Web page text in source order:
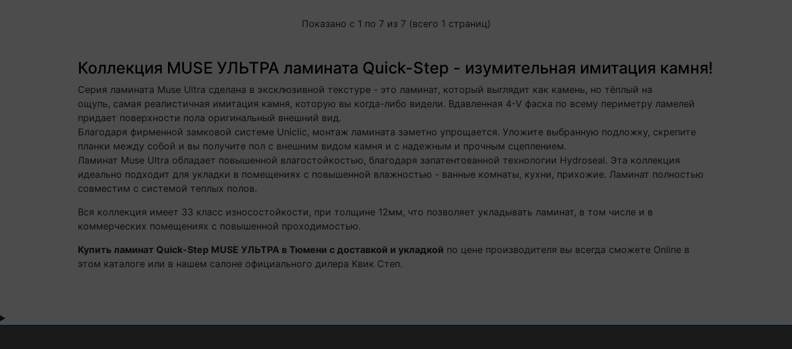
Показано с 1 по 7 из 7 (всего 1 страниц)
Коллекция MUSE УЛЬТРА ламината Quick-Step - изумительная имитация камня!
Серия ламината Muse Ultra сделана в эксклюзивной текстуре - это ламинат, который выглядит как камень, но тёплый на
ощупь, самая реалистичная имитация камня, которую вы когда-либо видели. Вдавленная 4-V фаска по всему периметру ламелей
придает поверхности пола оригинальный внешний вид.
Благодаря фирменной замковой системе Uniclic, монтаж ламината заметно упрощается. Уложите выбранную подложку, скрепите
планки между собой и вы получите пол с внешним видом камня и с надежным и прочным сцеплением.
Ламинат Muse Ultra обладает повышенной влагостойкостью, благодаря запатентованной технологии Hydroseal. Эта коллекция
идеально подходит для укладки в помещениях с повышенной влажностью - ванные комнаты, кухни, прихожие. Ламинат полностью
совместим с системой теплых полов.
Вся коллекция имеет 33 класс износостойкости, при толщине 12мм, что позволяет укладывать ламинат, в том числе и в
коммерческих помещениях с повышенной проходимостью.
Купить ламинат Quick-Step MUSE УЛЬТРА в Тюмени с доставкой и укладкой по цене производителя вы всегда сможете Online в
этом каталоге или в нашем салоне официального дилера Квик Степ.